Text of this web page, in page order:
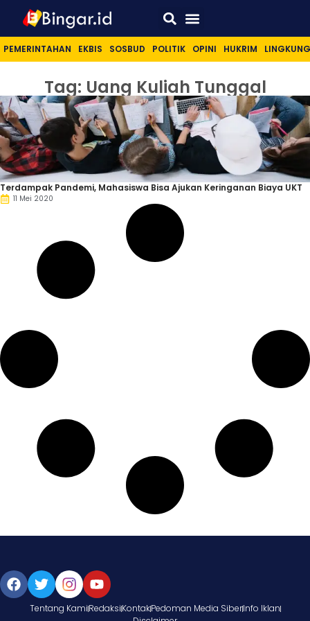
PEMERINTAHAN EKBIS SOSBUD POLITIK OPINI HUKRIM
Tag: Uang Kuliah Tunggal
Terdampak Pandemi, Mahasiswa Bisa Ajukan Keringanan Biaya UKT
11 Mei 2020
Tentang KamiRedaksiKontakPedoman Media SiberInfo Iklan